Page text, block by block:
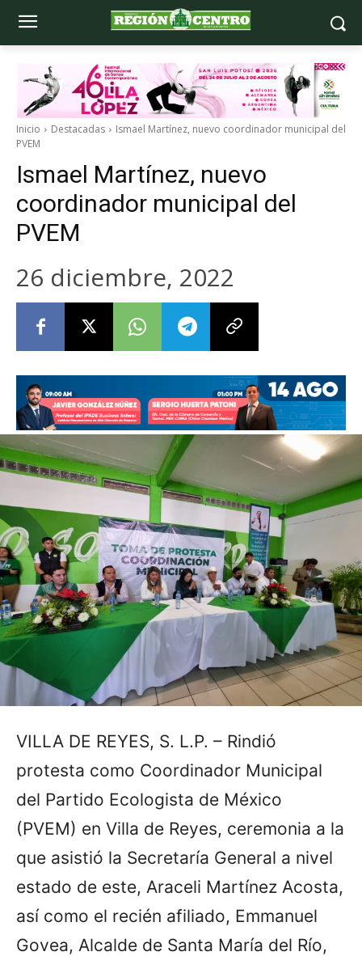
Inicio Destacadas
Ismael Martínez, nuevo coordinador municipal del
PVEM
Ismael Martínez, nuevo
coordinador municipal del
PVEM
26 diciembre, 2022
VILLA DE REYES, S. L.P. – Rindió
protesta como Coordinador Municipal
del Partido Ecologista de México
(PVEM) en Villa de Reyes, ceremonia a la
que asistió la Secretaría General a nivel
estado de este, Araceli Martínez Acosta,
así como el recién afiliado, Emmanuel
Govea, Alcalde de Santa María del Río,